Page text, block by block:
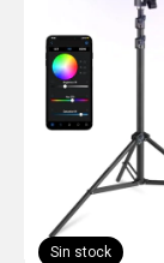
Sin stock